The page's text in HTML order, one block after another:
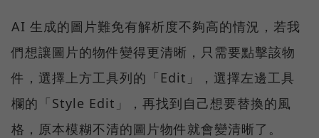
AI 生成的圖片難免有解析度不夠高的情況，若我
們想讓圖片的物件變得更清晰，只需要點擊該物
件，選擇上方工具列的「Edit」，選擇左邊工具
欄的「Style Edit」，再找到自己想要替換的風
格，原本模糊不清的圖片物件就會變清晰了。